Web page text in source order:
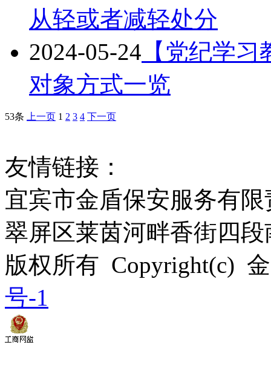
从轻或者减轻处分
2024-05-24 【党纪学
对象方式一览
53条 上一页 1 2 3 4 下一页
友情链接：
宜宾市金盾保安服务有
翠屏区莱茵河畔香街四段
版权所有 Copyright(c)
号-1